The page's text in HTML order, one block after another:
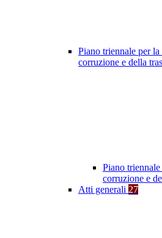
Piano triennale per
corruzione e della
Piano
corruzione e
Atti generali 27